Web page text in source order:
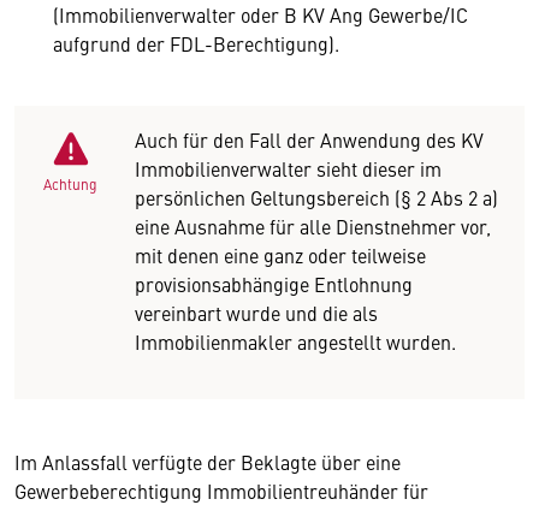
(Immobilienverwalter oder B KV Ang Gewerbe/IC
aufgrund der FDL-Berechtigung).
Achtung
Auch für den Fall der Anwendung des KV
Immobilienverwalter sieht dieser im
persönlichen Geltungsbereich (§ 2 Abs 2 a)
eine Ausnahme für alle Dienstnehmer vor,
mit denen eine ganz oder teilweise
provisionsabhängige Entlohnung
vereinbart wurde und die als
Immobilienmakler angestellt wurden.
Im Anlassfall verfügte der Beklagte über eine
Gewerbeberechtigung Immobilientreuhänder für